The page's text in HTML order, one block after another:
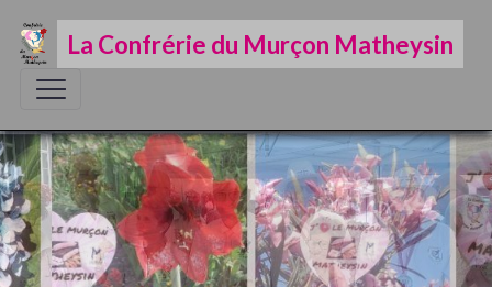
La Confrérie du Murçon Matheysin